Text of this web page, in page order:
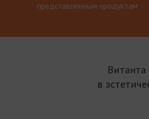
представленным продуктам
в